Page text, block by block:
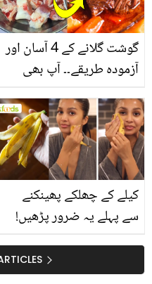
گوشت گلانے کے 4 آسان اور
آزمودہ طریقے۔۔ آپ بھی
بتائے راز
کیلے کے چھلکے پھینکنے
سے پہلے یہ ضرور پڑھیں!
سستا اور قدرتی حل